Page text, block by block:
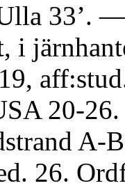
33’.
i
20-
A-
26.